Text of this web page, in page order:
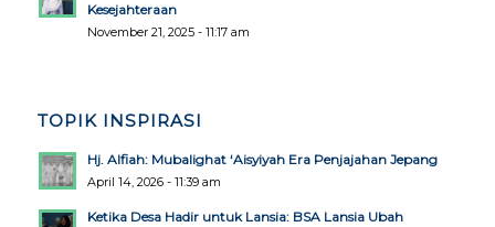
Kesejahteraan
November 21, 2025 - 11:17 am
TOPIK INSPIRASI
Hj. Alfiah: Mubalighat ‘Aisyiyah Era Penjajahan Jepang
April 14, 2026 - 11:39 am
Ketika Desa Hadir untuk Lansia: BSA Lansia Ubah